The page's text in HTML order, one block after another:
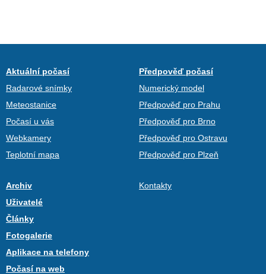
Aktuální počasí
Radarové snímky
Meteostanice
Počasí u vás
Webkamery
Teplotní mapa
Předpověď počasí
Numerický model
Předpověď pro Prahu
Předpověď pro Brno
Předpověď pro Ostravu
Předpověď pro Plzeň
Archiv
Uživatelé
Články
Fotogalerie
Aplikace na telefony
Počasí na web
Kontakty